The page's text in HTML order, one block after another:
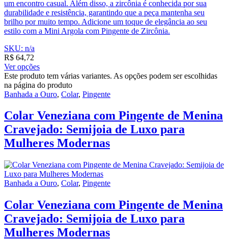
um encontro casual. Além disso, a zircônia é conhecida por sua
durabilidade e resistência, garantindo que a peça mantenha seu
brilho por muito tempo. Adicione um toque de elegância ao seu
estilo com a Mini Argola com Pingente de Zircônia.
SKU: n/a
R$ 64,72
Ver opções
Este produto tem várias variantes. As opções podem ser escolhidas
na página do produto
Banhada a Ouro, Colar, Pingente
Colar Veneziana com Pingente de Menina
Cravejado: Semijoia de Luxo para
Mulheres Modernas
Banhada a Ouro, Colar, Pingente
Colar Veneziana com Pingente de Menina
Cravejado: Semijoia de Luxo para
Mulheres Modernas